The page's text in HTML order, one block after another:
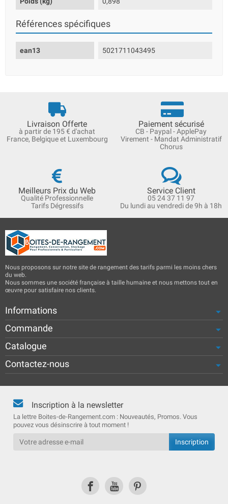
Références spécifiques
ean13 5021711043495
Livraison Offerte
à partir de 195 € d'achat
France, Belgique et Luxembourg
Paiement sécurisé
CB - Paypal - ApplePay
Virement - Mandat Administratif
Chorus
Meilleurs Prix du Web
Qualité Professionnelle
Tarifs Dégressifs
Service Client
05 24 37 11 97
Du lundi au vendredi de 9h à 18h
Nous proposons sur notre site de rangement des tarifs parmi les moins chers
du web.
Nous sommes une société française à taille humaine et nous mettons tout en
œuvre pour satisfaire nos clients.
Informations
Commande
Catalogue
Contactez-nous
Inscription à la newsletter
La lettre Boites-de-Rangement.com : Nouveautés, Promos. Vous
pouvez vous désinscrire à tout moment !